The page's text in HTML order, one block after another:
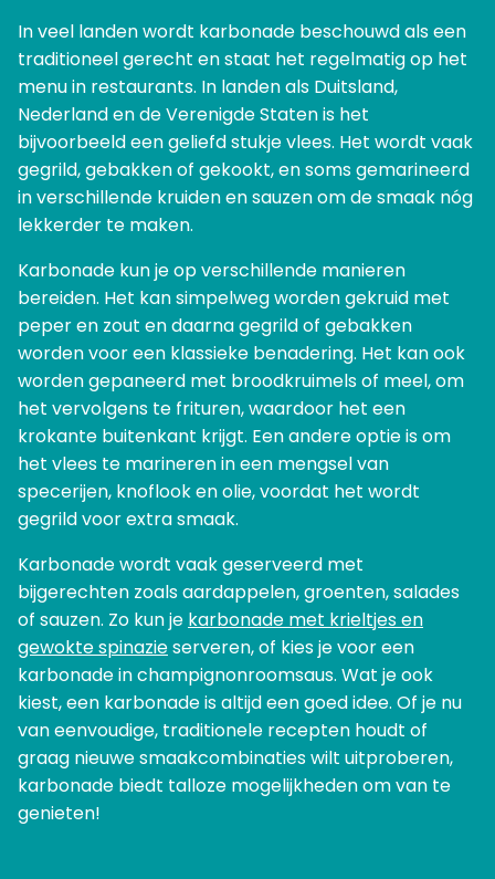
In veel landen wordt karbonade beschouwd als een
traditioneel gerecht en staat het regelmatig op het
menu in restaurants. In landen als Duitsland,
Nederland en de Verenigde Staten is het
bijvoorbeeld een geliefd stukje vlees. Het wordt vaak
gegrild, gebakken of gekookt, en soms gemarineerd
in verschillende kruiden en sauzen om de smaak nóg
lekkerder te maken.
Karbonade kun je op verschillende manieren
bereiden. Het kan simpelweg worden gekruid met
peper en zout en daarna gegrild of gebakken
worden voor een klassieke benadering. Het kan ook
worden gepaneerd met broodkruimels of meel, om
het vervolgens te frituren, waardoor het een
krokante buitenkant krijgt. Een andere optie is om
het vlees te marineren in een mengsel van
specerijen, knoflook en olie, voordat het wordt
gegrild voor extra smaak.
Karbonade wordt vaak geserveerd met
bijgerechten zoals aardappelen, groenten, salades
of sauzen. Zo kun je karbonade met krieltjes en
gewokte spinazieserveren, of kies je voor een
karbonade in champignonroomsaus. Wat je ook
kiest, een karbonade is altijd een goed idee. Of je nu
van eenvoudige, traditionele recepten houdt of
graag nieuwe smaakcombinaties wilt uitproberen,
karbonade biedt talloze mogelijkheden om van te
genieten!